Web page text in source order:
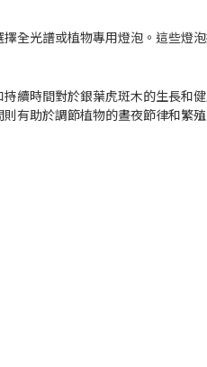
全光譜或植物專用燈泡。這些燈
續時間對於銀葉虎斑木的生長和
有助於調節植物的晝夜節律和繁殖